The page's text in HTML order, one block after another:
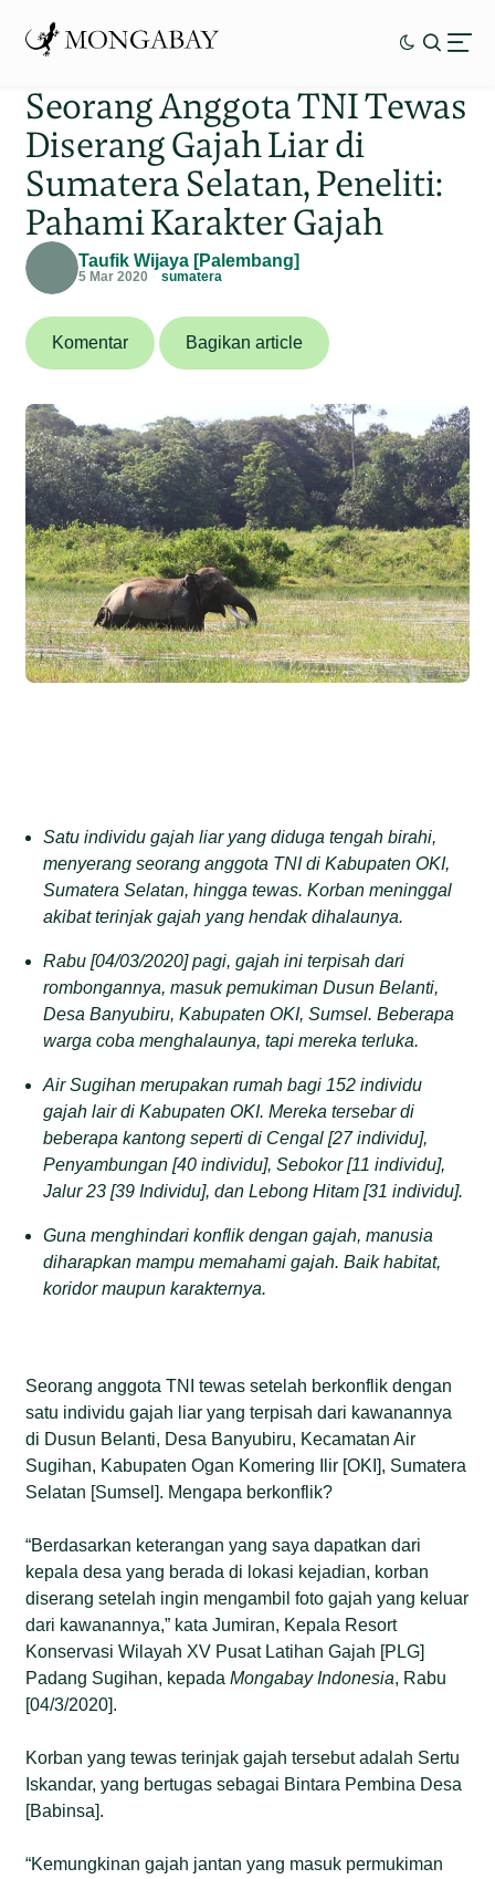
Seorang Anggota TNI Tewas
Diserang Gajah Liar di
Sumatera Selatan, Peneliti:
Pahami Karakter Gajah
Taufik Wijaya [Palembang]
5 Mar 2020 sumatera
Komentar Bagikan article
Satu individu gajah liar yang diduga tengah birahi,
menyerang seorang anggota TNI di Kabupaten OKI,
Sumatera Selatan, hingga tewas. Korban meninggal
akibat terinjak gajah yang hendak dihalaunya.
Rabu [04/03/2020] pagi, gajah ini terpisah dari
rombongannya, masuk pemukiman Dusun Belanti,
Desa Banyubiru, Kabupaten OKI, Sumsel. Beberapa
warga coba menghalaunya, tapi mereka terluka.
Air Sugihan merupakan rumah bagi 152 individu
gajah lair di Kabupaten OKI. Mereka tersebar di
beberapa kantong seperti di Cengal [27 individu],
Penyambungan [40 individu], Sebokor [11 individu],
Jalur 23 [39 Individu], dan Lebong Hitam [31 individu].
Guna menghindari konflik dengan gajah, manusia
diharapkan mampu memahami gajah. Baik habitat,
koridor maupun karakternya.
Seorang anggota TNI tewas setelah berkonflik dengan
satu individu gajah liar yang terpisah dari kawanannya
di Dusun Belanti, Desa Banyubiru, Kecamatan Air
Sugihan, Kabupaten Ogan Komering Ilir [OKI], Sumatera
Selatan [Sumsel]. Mengapa berkonflik?
“Berdasarkan keterangan yang saya dapatkan dari
kepala desa yang berada di lokasi kejadian, korban
diserang setelah ingin mengambil foto gajah yang keluar
dari kawanannya,” kata Jumiran, Kepala Resort
Konservasi Wilayah XV Pusat Latihan Gajah [PLG]
Padang Sugihan, kepadaMongabay Indonesia, Rabu
[04/3/2020].
Korban yang tewas terinjak gajah tersebut adalah Sertu
Iskandar, yang bertugas sebagai Bintara Pembina Desa
[Babinsa].
“Kemungkinan gajah jantan yang masuk permukiman